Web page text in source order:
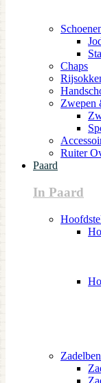
Chaps
Zwepen
Ruiter
Paard
In Paard